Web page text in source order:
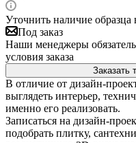
Уточнить наличие образца
Под заказ
Наши менеджеры
условия заказа
Заказать
В отличие от дизайн-
выглядеть интерьер,
именно его реализовать.
Записаться на дизайн-
подобрать плитку,